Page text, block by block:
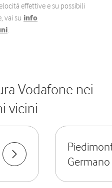
effettive e su possibili
vai su info
.
Vodafone nei
vicini
Germano